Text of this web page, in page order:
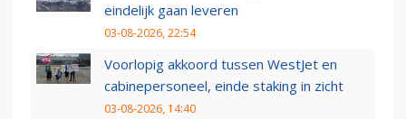
eindelijk gaan leveren
03-08-2026, 22:54
Voorlopig akkoord tussen WestJet en
cabinepersoneel, einde staking in zicht
03-08-2026, 14:40